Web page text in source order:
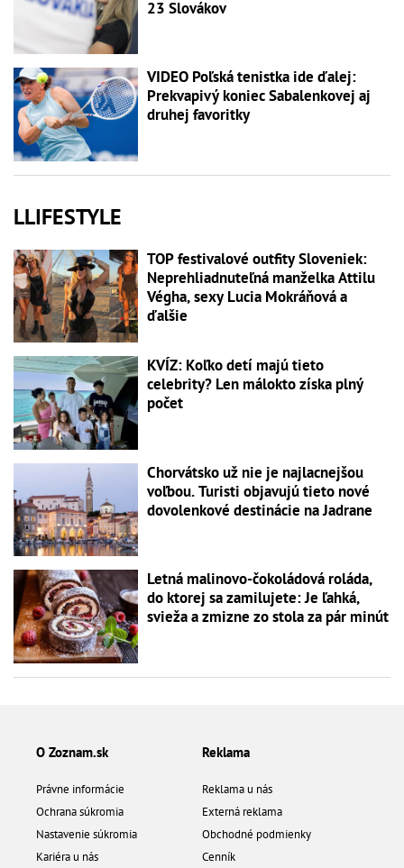
23 Slovákov
VIDEO Poľská tenistka ide ďalej:
Prekvapivý koniec Sabalenkovej aj
druhej favoritky
LLIFESTYLE
TOP festivalové outfity Sloveniek:
Neprehliadnuteľná manželka Attilu
Végha, sexy Lucia Mokráňová a
ďalšie
KVÍZ: Koľko detí majú tieto
celebrity? Len málokto získa plný
počet
Chorvátsko už nie je najlacnejšou
voľbou. Turisti objavujú tieto nové
dovolenkové destinácie na Jadrane
Letná malinovo-čokoládová roláda,
do ktorej sa zamilujete: Je ľahká,
svieža a zmizne zo stola za pár minút
O Zoznam.sk
Právne informácie
Ochrana súkromia
Nastavenie súkromia
Kariéra u nás
Reklama
Reklama u nás
Externá reklama
Obchodné podmienky
Cenník